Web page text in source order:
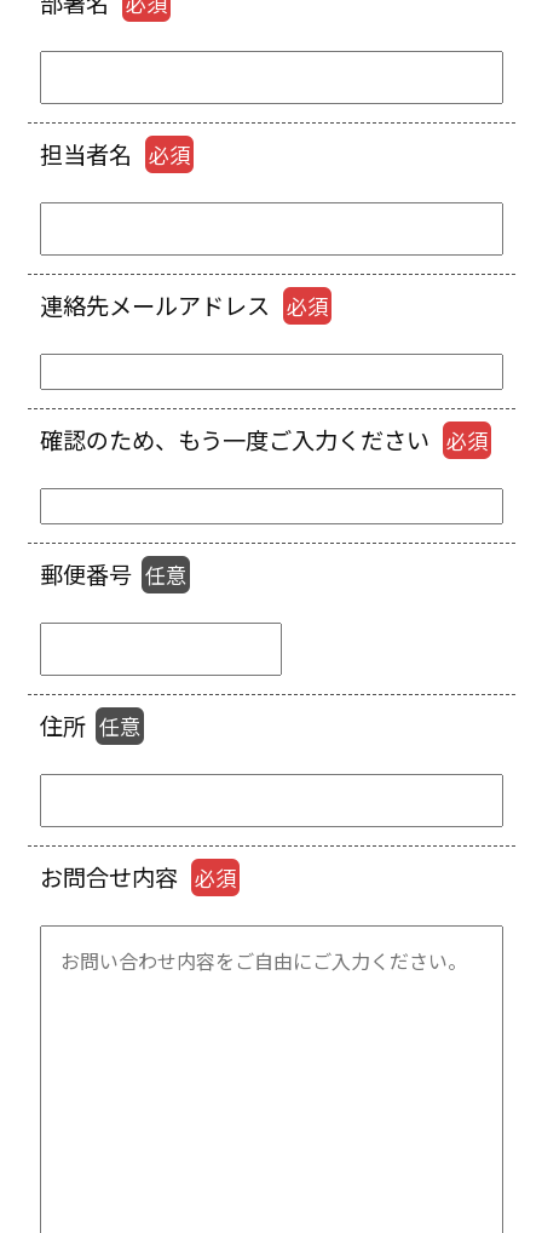
担当者名 必須
連絡先メールアドレス 必須
確認のため、もう一度ご入力ください 必須
郵便番号 任意
住所 任意
お問合せ内容 必須